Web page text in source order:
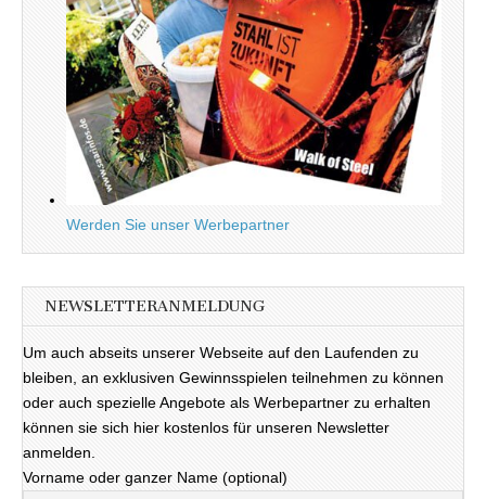
Werden Sie unser Werbepartner
NEWSLETTERANMELDUNG
Um auch abseits unserer Webseite auf den Laufenden zu
bleiben, an exklusiven Gewinnsspielen teilnehmen zu können
oder auch spezielle Angebote als Werbepartner zu erhalten
können sie sich hier kostenlos für unseren Newsletter
anmelden.
Vorname oder ganzer Name (optional)